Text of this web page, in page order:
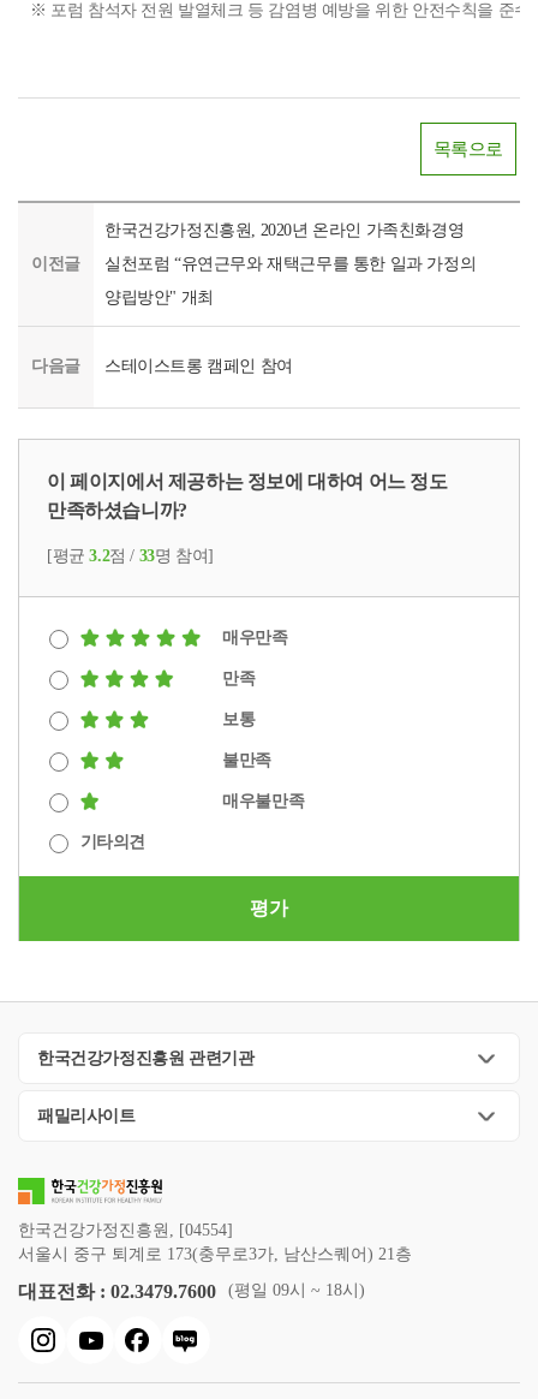
※ 포럼 참석자 전원 발열체크 등 감염병 예방을 위한 안전수칙을 준수
목록으로
이전글
한국건강가정진흥원, 2020년 온라인 가족친화경영
실천포럼 “유연근무와 재택근무를 통한 일과 가정의
양립방안" 개최
다음글 스테이스트롱 캠페인 참여
이 페이지에서 제공하는 정보에 대하여 어느 정도
만족하셨습니까?
[평균3.2점 / 33명 참여]
매우만족
만족
보통
불만족
매우불만족
기타의견
평가
한국건강가정진흥원 관련기관
패밀리사이트
한국건강가정진흥원, [04554]
서울시 중구 퇴계로 173(충무로3가, 남산스퀘어) 21층
대표전화 : 02.3479.7600 (평일 09시 ~ 18시)